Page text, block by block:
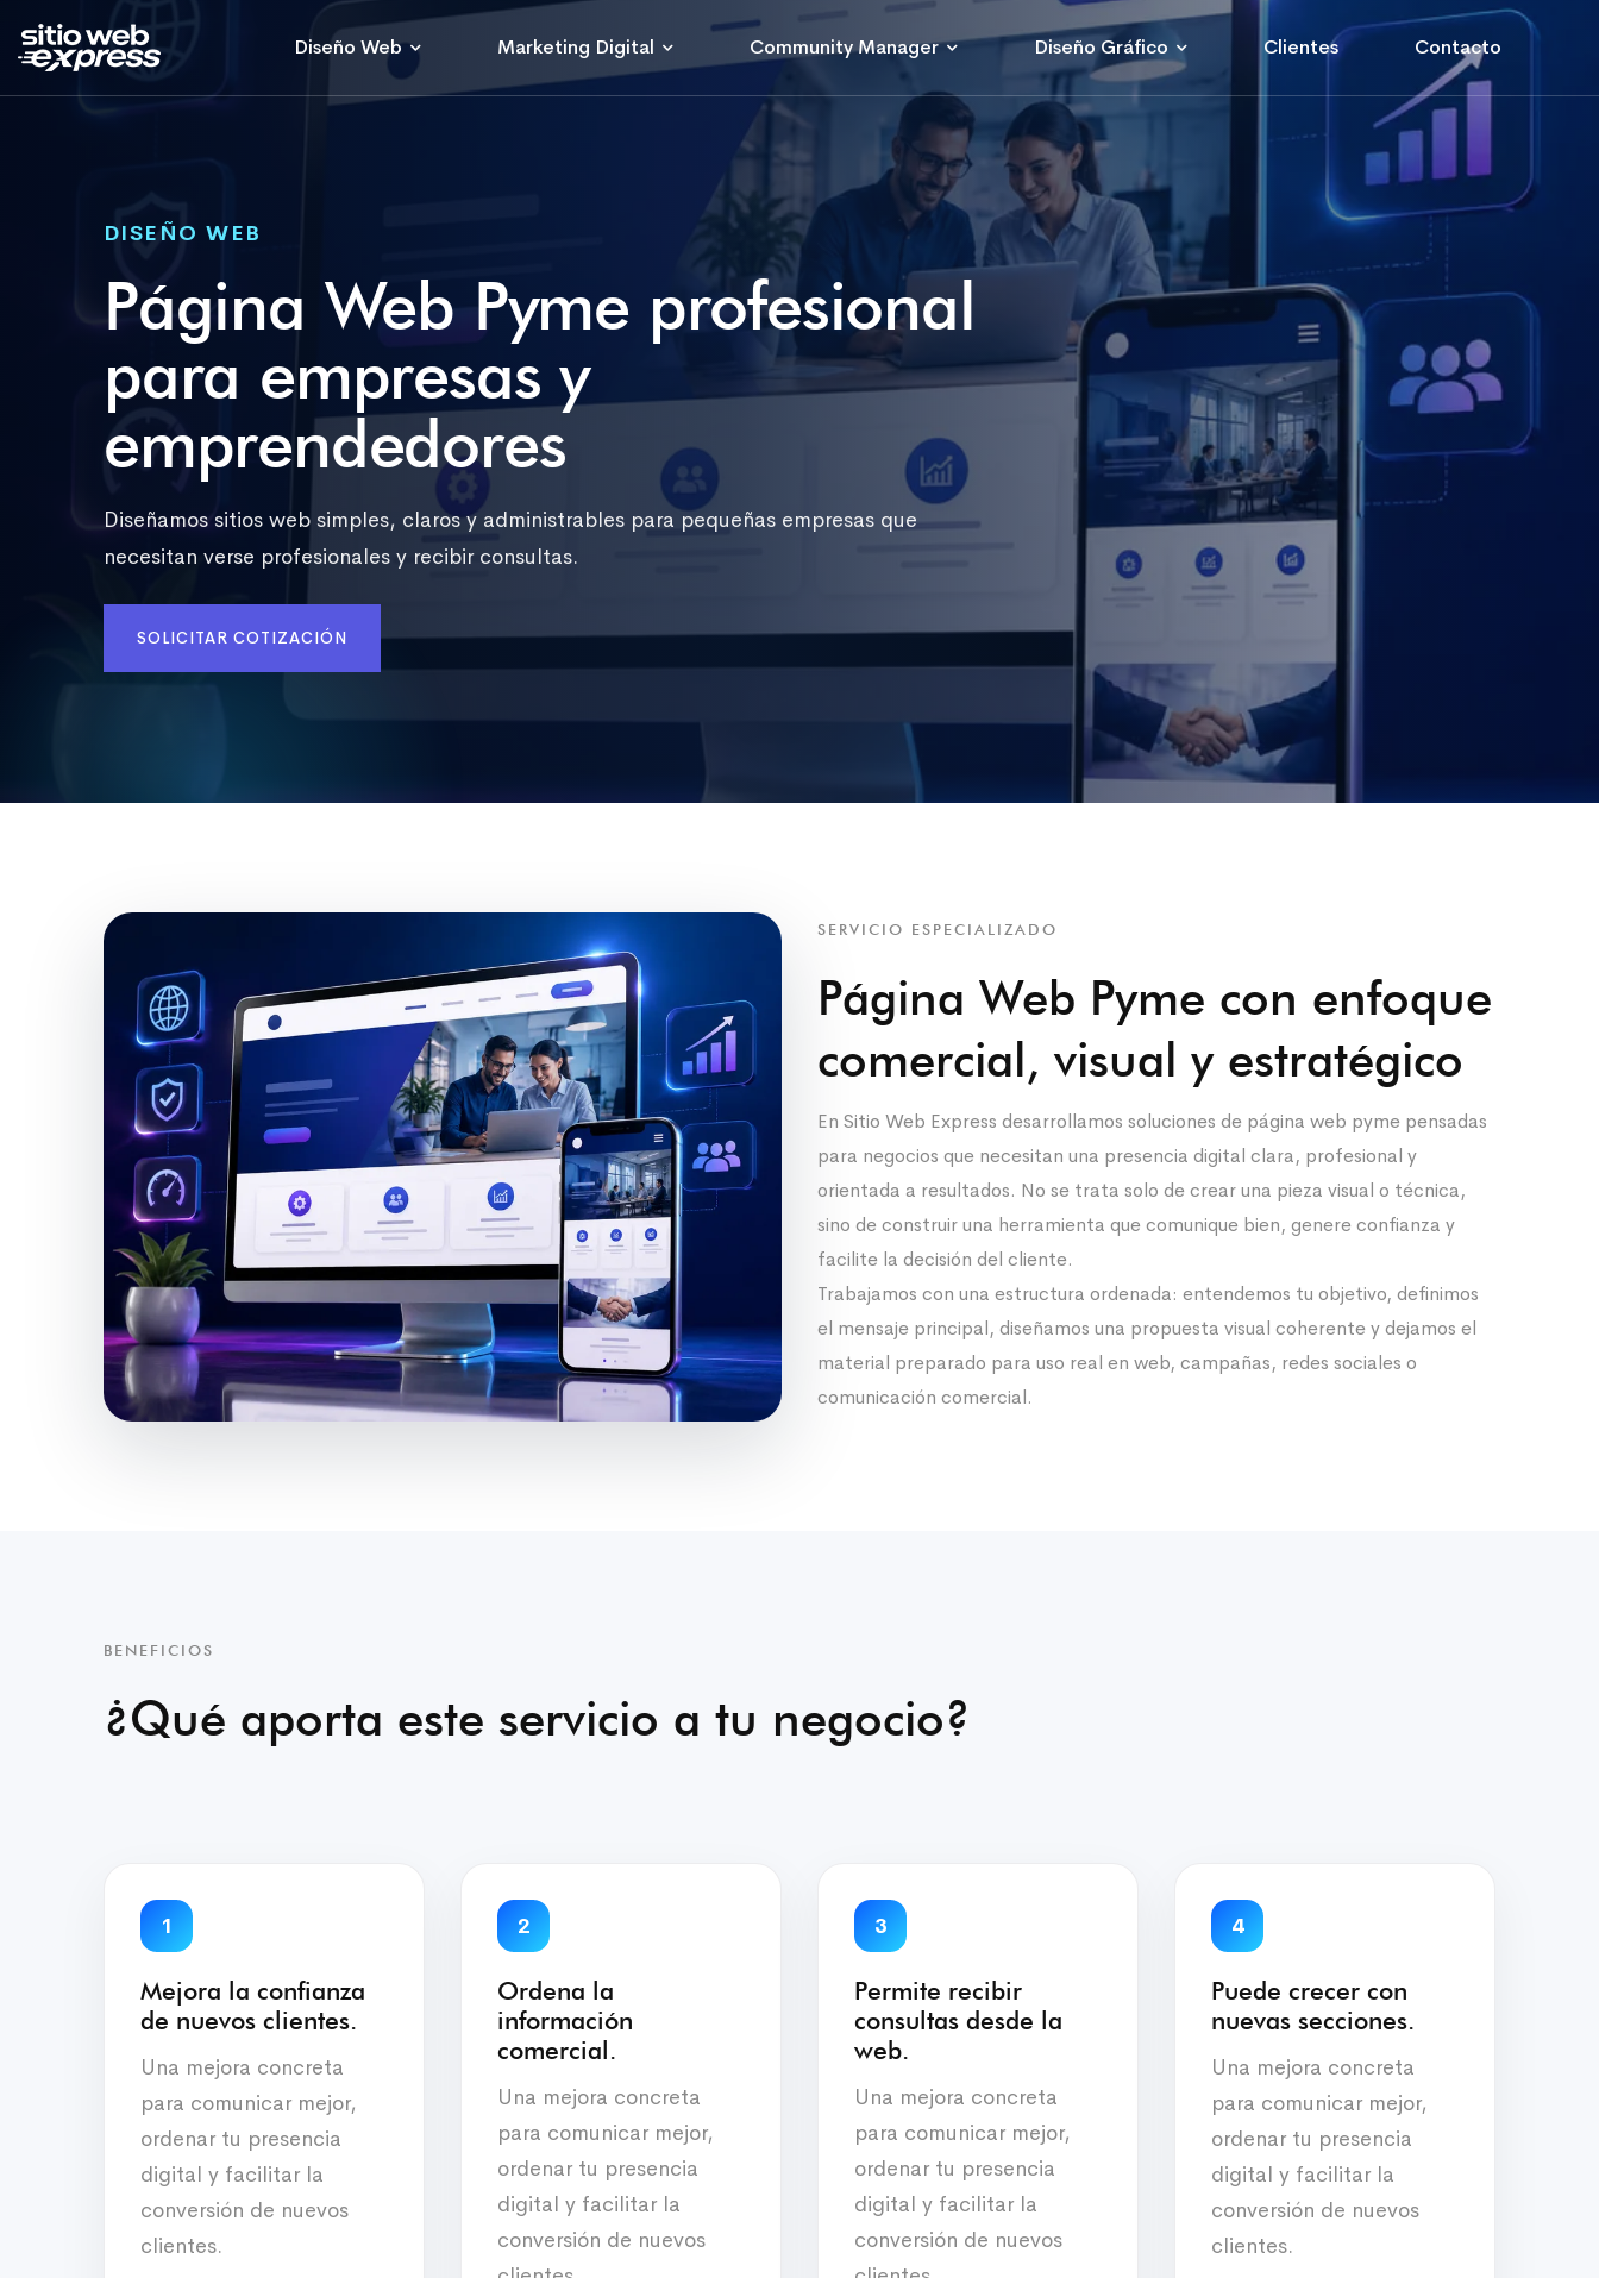
Diseño Web Marketing Digital Community Manager Diseño Gráfico Clientes Contacto
DISEÑO WEB
Página Web Pyme profesional
para empresas y
emprendedores
Diseñamos sitios web simples, claros y administrables para pequeñas empresas que
necesitan verse profesionales y recibir consultas.
SOLICITAR COTIZACIÓN
SERVICIO ESPECIALIZADO
Página Web Pyme con enfoque
comercial, visual y estratégico
En Sitio Web Express desarrollamos soluciones de página web pyme pensadas
para negocios que necesitan una presencia digital clara, profesional y
orientada a resultados. No se trata solo de crear una pieza visual o técnica,
sino de construir una herramienta que comunique bien, genere confianza y
facilite la decisión del cliente.
Trabajamos con una estructura ordenada: entendemos tu objetivo, definimos
el mensaje principal, diseñamos una propuesta visual coherente y dejamos el
material preparado para uso real en web, campañas, redes sociales o
comunicación comercial.
BENEFICIOS
¿Qué aporta este servicio a tu negocio?
1
Mejora la confianza
de nuevos clientes.
Una mejora concreta
para comunicar mejor,
ordenar tu presencia
digital y facilitar la
conversión de nuevos
clientes.
2
Ordena la
información
comercial.
Una mejora concreta
para comunicar mejor,
ordenar tu presencia
digital y facilitar la
conversión de nuevos
3
Permite recibir
consultas desde la
web.
Una mejora concreta
para comunicar mejor,
ordenar tu presencia
digital y facilitar la
conversión de nuevos
4
Puede crecer con
nuevas secciones.
Una mejora concreta
para comunicar mejor,
ordenar tu presencia
digital y facilitar la
conversión de nuevos
clientes.